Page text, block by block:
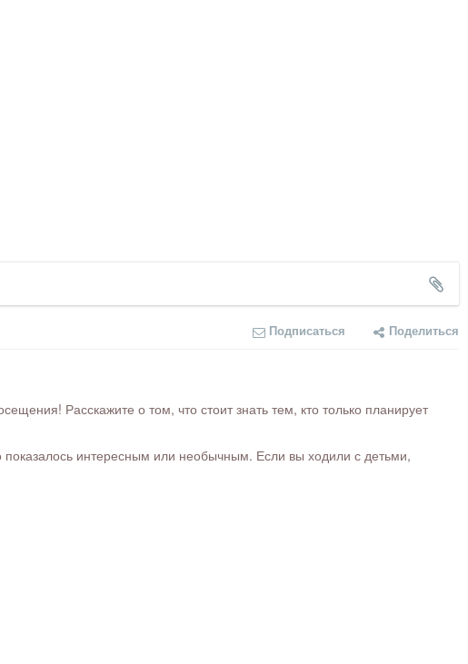
Подписаться Поделиться
Расскажите о том, что стоит знать тем, кто только планирует
интересным или необычным. Если вы ходили с детьми,